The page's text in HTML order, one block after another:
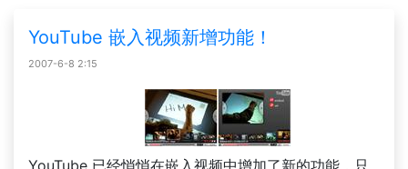
YouTube 嵌入视频新增功能！
2007-6-8 2:15
YouTube 已经悄悄在嵌入视频中增加了新的功能，只